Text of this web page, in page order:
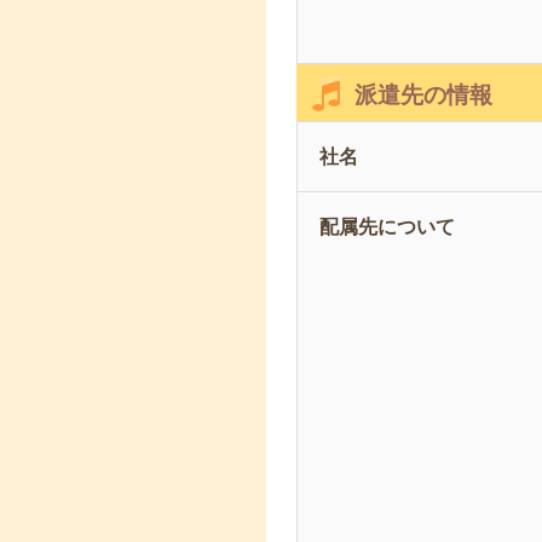
派遣先の情報
社名
配属先について